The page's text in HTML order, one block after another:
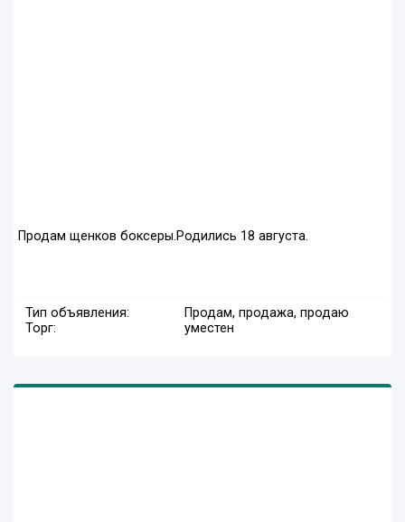
Продам щенков боксеры.Родились 18 августа.
Тип объявления:
Продам, продажа, продаю
Торг:
уместен